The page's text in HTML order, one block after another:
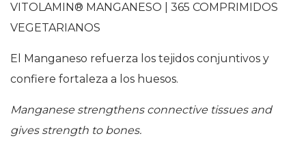
VITOLAMIN® MANGANESO | 365 COMPRIMIDOS
VEGETARIANOS
El Manganeso refuerza los tejidos conjuntivos y
confiere fortaleza a los huesos.
Manganese strengthens connective tissues and
gives strength to bones.